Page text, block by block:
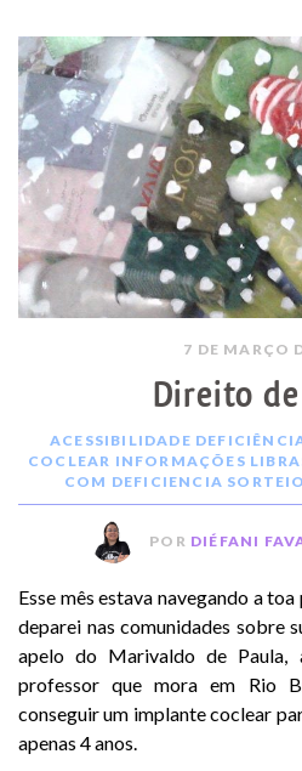
7 DE MARÇO
Direito
ACESSIBILIDADE
COCLEAR INFORMAÇÕES
COM DEFICIENCIA SORTEIO
POR DIÉFANI
Esse mês estava navegando a
deparei nas comunidades sobre
apelo do Marivaldo de
professor que mora em Rio
conseguir um implante coclear
apenas 4 anos.